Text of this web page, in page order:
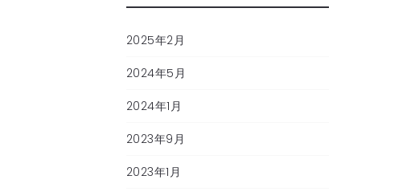
2025年2月
2024年5月
2024年1月
2023年9月
2023年1月